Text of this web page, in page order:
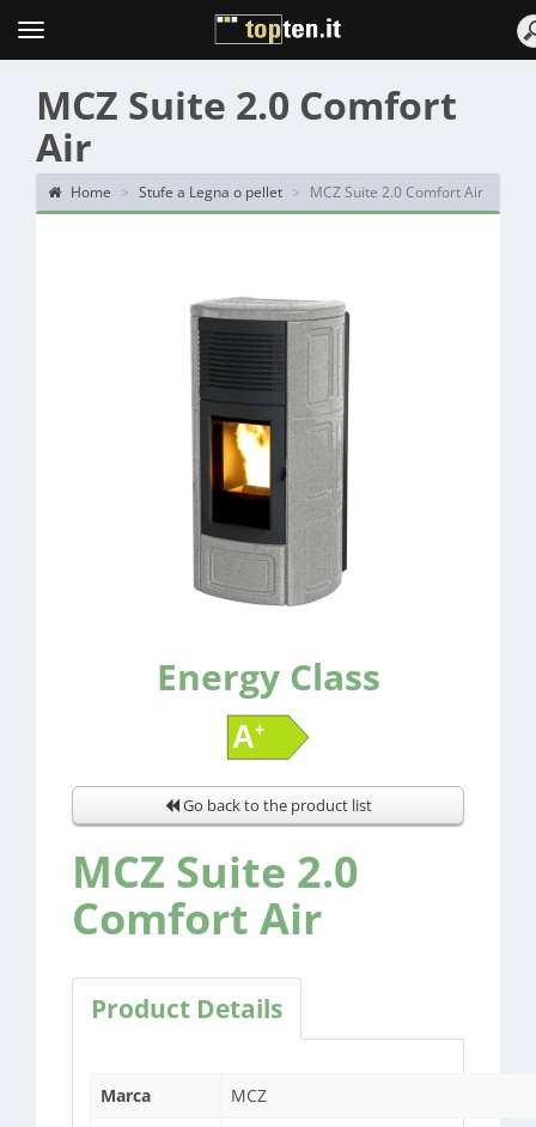
Topten
Menu
MCZ Suite 2.0 Comfort
Air
Home Stufe a Legna o pellet MCZ Suite 2.0 Comfort Air
Energy Class
Go back to the product list
MCZ Suite 2.0
Comfort Air
Product Details
Marca
MCZ